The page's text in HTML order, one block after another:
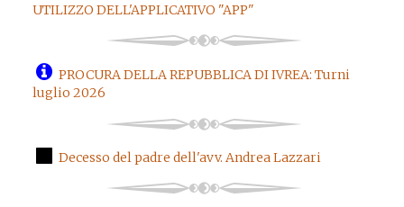
UTILIZZO DELL'APPLICATIVO "APP"
PROCURA DELLA REPUBBLICA DI IVREA: Turni
luglio 2026
Decesso del padre dell'avv. Andrea Lazzari